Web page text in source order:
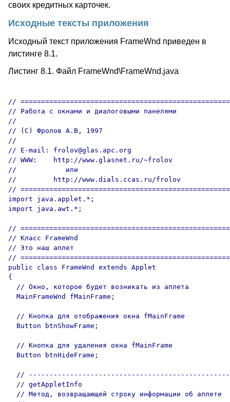
своих кредитных карточек.
Исходные тексты приложения
Исходный текст приложения FrameWnd приведен в
листинге 8.1.
Листинг 8.1. Файл FrameWnd\FrameWnd.java